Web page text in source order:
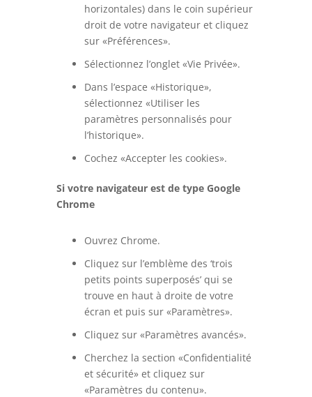
horizontales) dans le coin supérieur
droit de votre navigateur et cliquez
sur «Préférences».
Sélectionnez l’onglet «Vie Privée».
Dans l’espace «Historique»,
sélectionnez «Utiliser les
paramètres personnalisés pour
l’historique».
Cochez «Accepter les cookies».
Si votre navigateur est de type Google
Chrome
Ouvrez Chrome.
Cliquez sur l’emblème des ‘trois
petits points superposés’ qui se
trouve en haut à droite de votre
écran et puis sur «Paramètres».
Cliquez sur «Paramètres avancés».
Cherchez la section «Confidentialité
et sécurité» et cliquez sur
«Paramètres du contenu».